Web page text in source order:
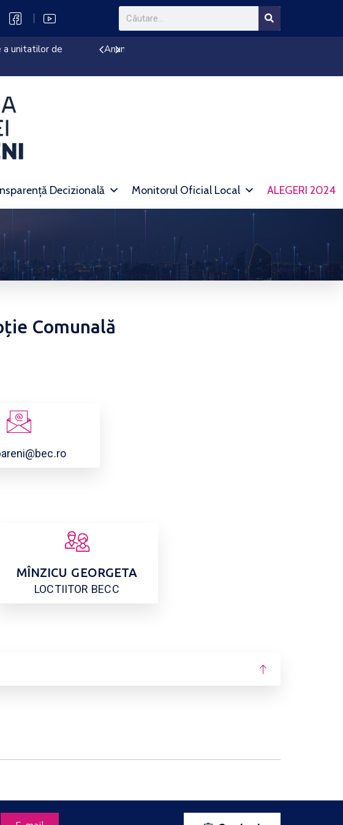
a unitatilor de
Anunț reducere impozit
Decizională Monitorul Oficial Local ALEGERI 2024
Comunală
MÎNZICU GEORGETA
LOCTIITOR BECC